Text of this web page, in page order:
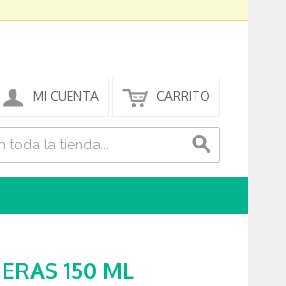
MI CUENTA CARRITO
150 ML